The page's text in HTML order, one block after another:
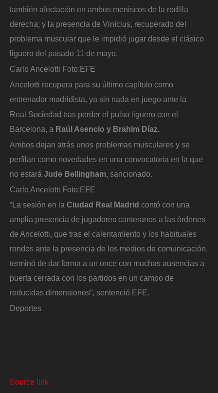
también afectación en ambos meniscos de la rodilla
derecha; y la presencia de Vinícius, recuperado del
problema muscular que le impidió jugar desde el clásico
liguero del pasado 11 de mayo.
Carlo Ancelotti Foto:EFE
Ancelotti recupera para su último capítulo como
entrenador madridista, ya sin nada en juego ante la
Real Sociedad tras perder el pulso liguero con el
Barcelona, a Raúl Asencio y Brahim Díaz.
Ambos dejan atrás unos problemas musculares y se
perfilan como novedades en una convocatoria en la que
no estará Jude Bellingham, sancionado.
Carlo Ancelotti Foto:EFE
“La sesión en la Ciudad Real Madrid contó con una
amplia presencia de jugadores canteranos a las órdenes
de Ancelotti, que tras el calentamiento y los habituales
rondos ante la presencia de los medios de comunicación,
terminó de dar forma a un once con muchas ausencias a
puerta cerrada con los partidos en un campo de
reducidas dimensiones”, sentenció EFE.
Deportes
Source link